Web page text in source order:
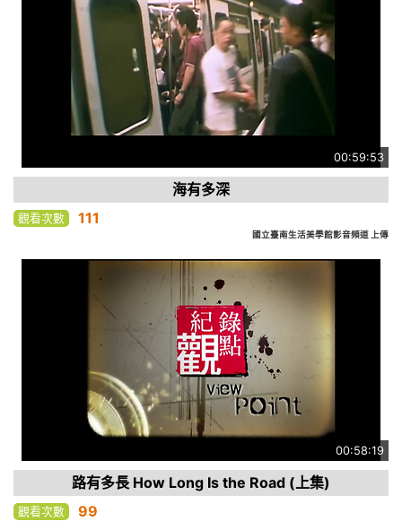
00:59:53
海有多深
觀看次數 111
國立臺南生活美學館影音頻道 上傳
00:58:19
路有多長 How Long Is the Road (上集)
觀看次數 99